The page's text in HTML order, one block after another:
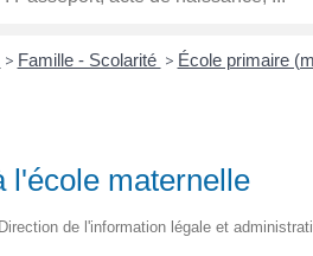
> Famille - Scolarité > École primaire
l'école maternelle
de l'information légale et